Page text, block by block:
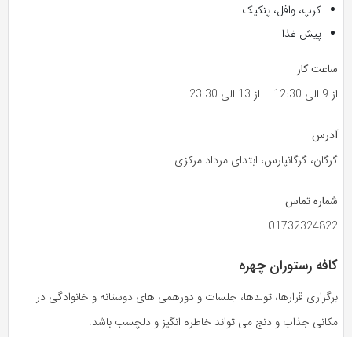
کرپ، وافل، پنکیک
پیش غذا
ساعت کار
از 9 الی 12:30 – از 13 الی 23:30
آدرس
گرگان، گرگانپارس، ابتدای مرداد مرکزی
شماره تماس
01732324822
کافه رستوران چهره
برگزاری قرارها، تولدها، جلسات و دورهمی های دوستانه و خانوادگی در
مکانی جذاب و دنج می تواند خاطره انگیز و دلچسب باشد.